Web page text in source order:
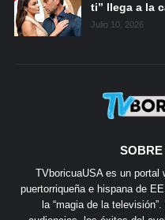
ti” llega a la
Julio 10, 2026
SOBRE
TVboricuaUSA es un portal
puertorriqueña e hispana de
la “magia de la